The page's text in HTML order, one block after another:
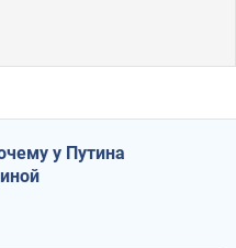
у Путина